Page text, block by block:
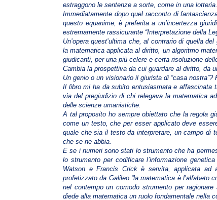
estraggono le sentenze a sorte, come in una lotteria.
Immediatamente dopo quel racconto di
questo equanime, è preferita a un’incertezza
estremamente rassicurante “Interpretazione della
Un’opera quest’ultima che, al contrario di quella
la matematica applicata al diritto, un algoritmo
giudicanti, per una più celere e certa risoluzione
Cambia la prospettiva da cui guardare al diritto, da
Un genio o un visionario il giurista di “casa nostra”?
Il libro mi ha da subito entusiasmata e affascinata
via del pregiudizio di chi relegava la matematica
delle scienze umanistiche.
A tal proposito ho sempre obiettato che la regola
come un testo, che per esser applicato deve
quale che sia il testo da interpretare, un campo di
che se ne abbia.
E se i numeri sono stati lo strumento che ha
lo strumento per codificare l’informazione
Watson e Francis Crick è servita, applicata ad
profetizzato da Galileo “la matematica è l’alfabeto
nel contempo un comodo strumento per
diede alla matematica un ruolo fondamentale nella